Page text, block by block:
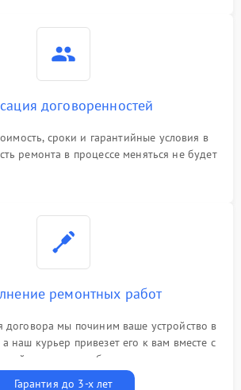
договоренностей
сроки и гарантийные условия в
ремонта в процессе меняться не будет
ремонтных работ
договора мы починим ваше устройство в
наш курьер привезет его к вам вместе с
талоном бесплатно
Гарантия до 3-х лет